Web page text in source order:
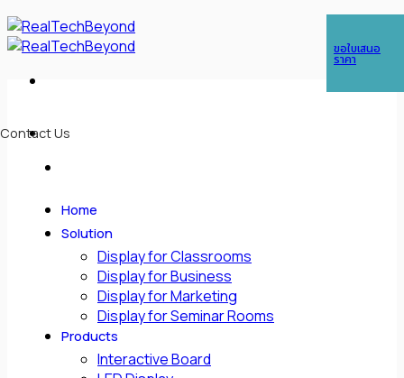
ในกรณีต้องการติดต่อด่วน สามารถติดต่อได้ที่เบอร์
โทร :085-088-3438(คุณซีซี)
Skip
to
content
ขอใบเสนอ
ราคา
Contact Us
Home
Solution
Display for Classrooms
Display for Business
Display for Marketing
Display for Seminar Rooms
Products
Interactive Board